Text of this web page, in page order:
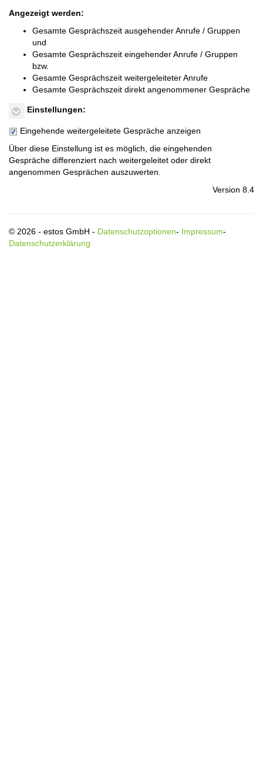
Angezeigt werden:
Gesamte Gesprächszeit ausgehender Anrufe / Gruppen
und
Gesamte Gesprächszeit eingehender Anrufe / Gruppen
bzw.
Gesamte Gesprächszeit weitergeleiteter Anrufe
Gesamte Gesprächszeit direkt angenommener Gespräche
Einstellungen:
Eingehende weitergeleitete Gespräche anzeigen
Über diese Einstellung ist es möglich, die eingehenden
Gespräche differenziert nach weitergeleitet oder direkt
angenommen Gesprächen auszuwerten.
Version 8.4
© 2026 - estos GmbH - Datenschutzoptionen- Impressum-
Datenschutzerklärung